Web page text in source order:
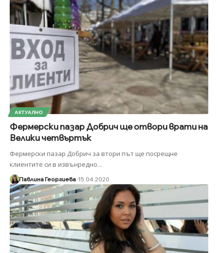
АКТУАЛНО
Фермерски пазар Добрич ще отвори врати на
Велики четвъртък
Фермерски пазар Добрич за втори път ще посрещне
клиентите си в извънредно…
Павлина Георгиева 15.04.2020